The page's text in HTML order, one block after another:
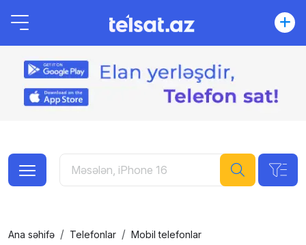
Ana səhifə Telefonlar Mobil telefonlar